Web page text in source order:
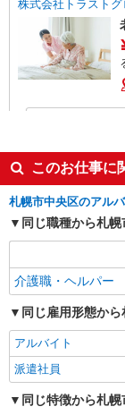
株式会社トラスト
派遣社員
株式会社トラスト
キー
派遣社員
株式会社トラスト
このお仕事に
札幌市中央区のアル
同じ職種から札
介護職・ヘルパー
同じ雇用形態か
アルバイト
派遣社員
同じ特徴から札